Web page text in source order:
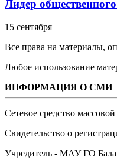
Лидер
15 сентября
Все права на материалы,
Любое использование
ИНФОРМАЦИЯ О СМИ
Сетевое средство
Свидетельство о
Учредитель - МАУ ГО